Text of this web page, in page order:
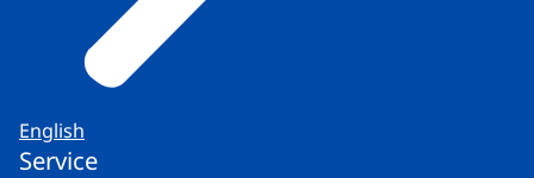
English
Service